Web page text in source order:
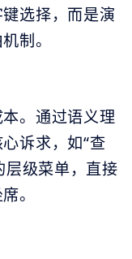
选择，而是演
制。
。通过语义理
诉求，如“查
层级菜单，直接
。